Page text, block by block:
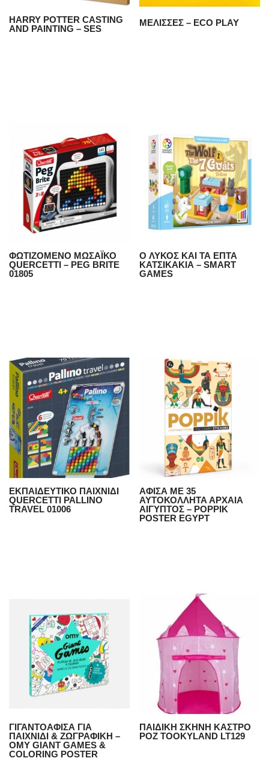
HARRY POTTER CASTING
AND PAINTING – SES
ΜΕΛΙΣΣΕΣ – ECO PLAY
ΦΩΤΙΖΟΜΕΝΟ ΜΩΣΑΪΚΟ
QUERCETTI – PEG BRITE
01805
O ΛΥΚΟΣ ΚΑΙ ΤΑ ΕΠΤΑ
ΚΑΤΣΙΚΑΚΙΑ – SMART
GAMES
ΕΚΠΑΙΔΕΥΤΙΚΟ ΠΑΙΧΝΙΔΙ
QUERCETTI PALLINO
TRAVEL 01006
ΑΦΙΣΑ ΜΕ 35
ΑΥΤΟΚΟΛΛΗΤΑ ΑΡΧΑΙΑ
ΑΙΓΥΠΤΟΣ – POPPIK
POSTER EGYPT
ΓΙΓΑΝΤΟΑΦΙΣΑ ΓΙΑ
ΠΑΙΧΝΙΔΙ & ΖΩΓΡΑΦΙΚΗ –
ΟΜΥ GIANT GAMES &
COLORING POSTER
ΠΑΙΔΙΚΗ ΣΚΗΝΗ ΚΑΣΤΡΟ
ΡΟΖ TOOKYLAND LT129